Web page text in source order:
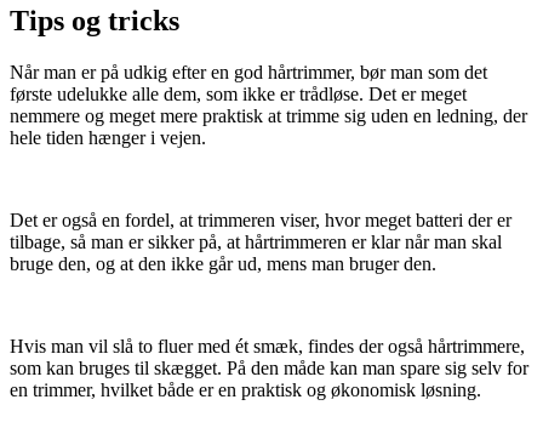
Tips og tricks
Når man er på udkig efter en god hårtrimmer, bør man som det
første udelukke alle dem, som ikke er trådløse. Det er meget
nemmere og meget mere praktisk at trimme sig uden en ledning, der
hele tiden hænger i vejen.
Det er også en fordel, at trimmeren viser, hvor meget batteri der er
tilbage, så man er sikker på, at hårtrimmeren er klar når man skal
bruge den, og at den ikke går ud, mens man bruger den.
Hvis man vil slå to fluer med ét smæk, findes der også hårtrimmere,
som kan bruges til skægget. På den måde kan man spare sig selv for
en trimmer, hvilket både er en praktisk og økonomisk løsning.